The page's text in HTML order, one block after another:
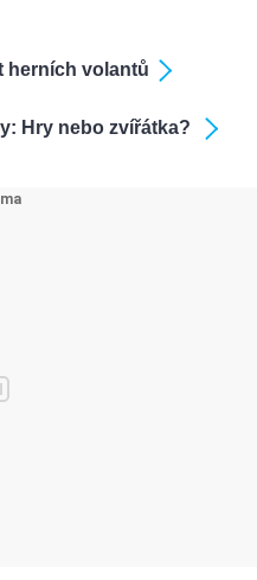
herních volantů
Hry nebo zvířátka?